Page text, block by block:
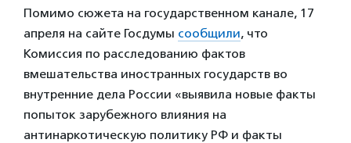
Помимо сюжета на государственном канале, 17
апреля на сайте Госдумы сообщили, что
Комиссия по расследованию фактов
вмешательства иностранных государств во
внутренние дела России «выявила новые факты
попыток зарубежного влияния на
антинаркотическую политику РФ и факты